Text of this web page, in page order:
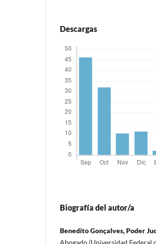
Descargas
Biografía del autor/a
Benedito Gonçalves, Poder
Abogado (Universidad Federal